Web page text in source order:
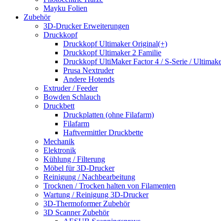
Mayku Folien
Zubehör
3D-Drucker Erweiterungen
Druckkopf
Druckkopf Ultimaker Original(+)
Druckkopf Ultimaker 2 Familie
Druckkopf UltiMaker Factor 4 / S-Serie /
Prusa Nextruder
Andere Hotends
Extruder / Feeder
Bowden Schlauch
Druckbett
Druckplatten (ohne Filafarm)
Filafarm
Haftvermittler Druckbette
Mechanik
Elektronik
Kühlung / Filterung
Möbel für 3D-Drucker
Reinigung / Nachbearbeitung
Trocknen / Trocken halten von Filamenten
Wartung / Reinigung 3D-Drucker
3D-Thermoformer Zubehör
3D Scanner Zubehör